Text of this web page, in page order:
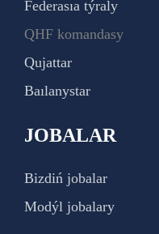
Federasıa týraly
QHF komandasy
Qujattar
Baılanystar
JOBALAR
Bizdiń jobalar
Modýl jobalary